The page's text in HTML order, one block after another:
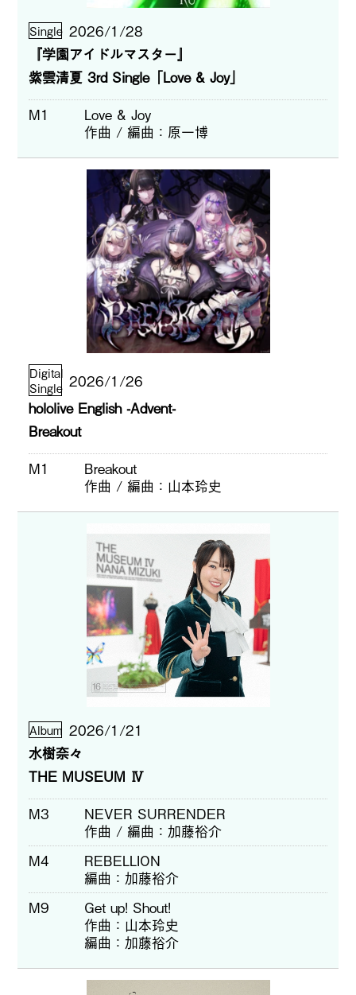
Single 2026/1/28
『学園アイドルマスター』
紫雲清夏 3rd Single「Love & Joy」
M1
Love & Joy
作曲 / 編曲
原一博
Digital
Single 2026/1/26
hololive English -Advent-
Breakout
M1
Breakout
作曲 / 編曲
山本玲史
Album 2026/1/21
水樹奈々
THE MUSEUM Ⅳ
M3
NEVER SURRENDER
作曲 / 編曲
加藤裕介
M4
REBELLION
編曲
加藤裕介
M9
Get up! Shout!
作曲
山本玲史
編曲
加藤裕介